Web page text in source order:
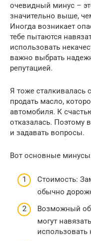
очевидный минус –
значительно выше,
Иногда возникает
тебе пытаются
использовать
важно выбрать
репутацией.
Я тоже сталкивалась
продать масло,
автомобиля. К
отказалась. Поэтому
и задавать вопросы.
Вот основные
Стоимость:
обычно
Возможный
могут
использовать